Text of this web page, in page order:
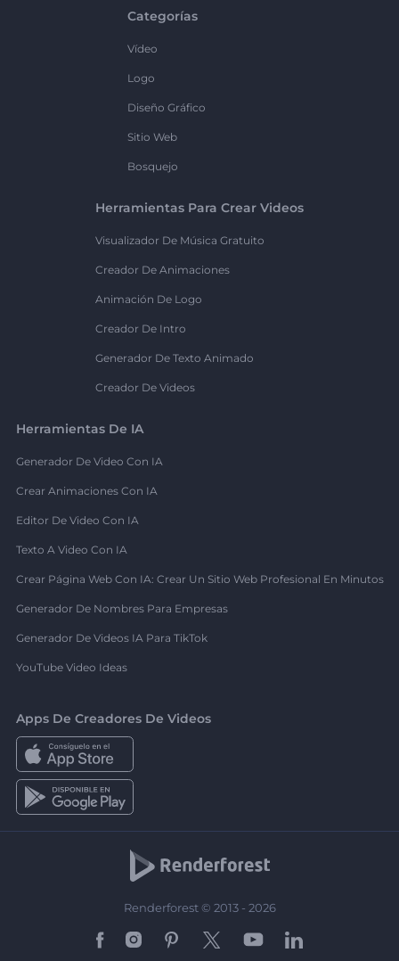
Categorías
Vídeo
Logo
Diseño Gráfico
Sitio Web
Bosquejo
Herramientas Para Crear Videos
Visualizador De Música Gratuito
Creador De Animaciones
Animación De Logo
Creador De Intro
Generador De Texto Animado
Creador De Videos
Herramientas De IA
Generador De Video Con IA
Crear Animaciones Con IA
Editor De Video Con IA
Texto A Video Con IA
Crear Página Web Con IA: Crear Un Sitio Web Profesional En Minutos
Generador De Nombres Para Empresas
Generador De Videos IA Para TikTok
YouTube Video Ideas
Apps De Creadores De Videos
Renderforest © 2013 - 2026